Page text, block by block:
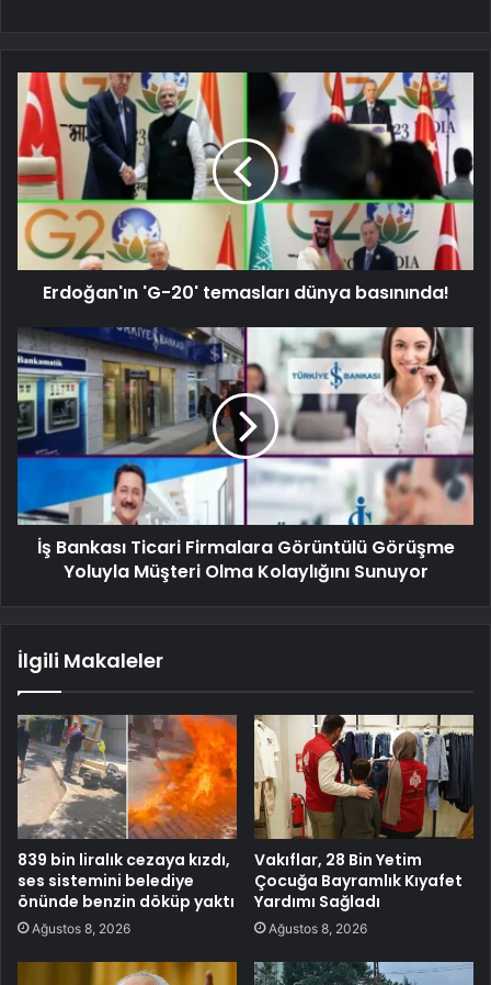
Erdoğan'ın 'G-20' temasları dünya basınında!
İş Bankası Ticari Firmalara Görüntülü Görüşme
Yoluyla Müşteri Olma Kolaylığını Sunuyor
İlgili Makaleler
839 bin liralık cezaya kızdı,
ses sistemini belediye
önünde benzin döküp yaktı
Ağustos 8, 2026
Vakıflar, 28 Bin Yetim
Çocuğa Bayramlık Kıyafet
Yardımı Sağladı
Ağustos 8, 2026